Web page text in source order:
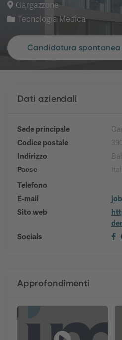
Gargazzone
Tecnologia Medica
Candidatura spontanea
Dati aziendali
Sede principale
Codice postale
Indirizzo
Paese
Telefono
E-mail
Sito web
Socials
Approfondimenti